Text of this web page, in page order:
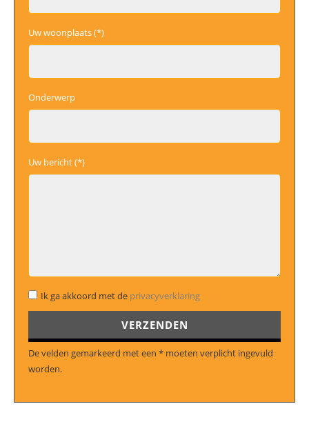
Uw woonplaats (*)
Onderwerp
Uw bericht (*)
Ik ga akkoord met de privacyverklaring
Gelieve dit veld leeg te laten.
De velden gemarkeerd met een * moeten verplicht ingevuld
worden.